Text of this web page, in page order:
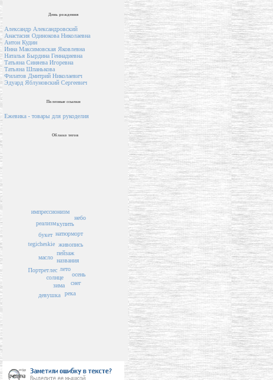
День рождения
Александр Александровский
Анастасия Одинокова Николаевна
Антон Кудин
Инна Максимовская Яковлевна
Наталья Бырдина Геннадиевна
Татьяна Синяева Игоревна
Татьяна Шпанькова
Филатов Дмитрий Николаевич
Эдуард Яблуновский Сергеевич
Полезные ссылки
Ежевика - товары для рукоделия
Облако тегов
пейзаж
названия
живопись
лето
натюрморт
купить
солнце
лес
зима
осень
букет
масло
река
снег
tegicheskie
реализм
небо
импрессионизм
Портрет
девушка